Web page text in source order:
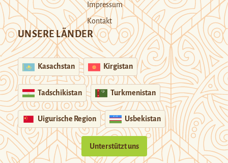
Impressum
Kontakt
UNSERE LÄNDER
Kasachstan Kirgistan
Tadschikistan Turkmenistan
Uigurische Region Usbekistan
Unterstützt uns